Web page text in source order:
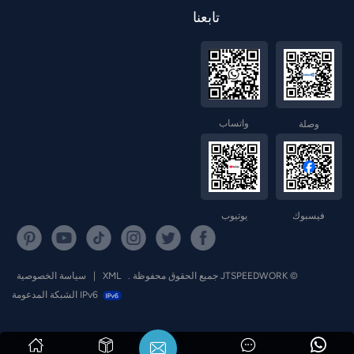
تابعنا
واتساب وصلة
يوتيوب فيسبوك
© JTSPEEDWORK جميع الحقوق محفوظة . XML
سياسة الخصوصية
IPv6 الشبكة المدعومة